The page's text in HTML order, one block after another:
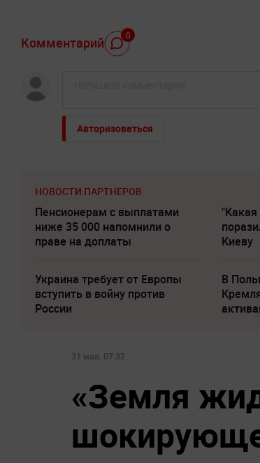
Комментарий 0
Авторизоваться
НОВОСТИ ПАРТНЕРОВ
Пенсионерам с выплатами
ниже 35 000 напомнили о
праве на доплаты
"Какая
Киеву
Украина требует от Европы
вступить в войну против
России
В
31 мая, 07:32
«Земля